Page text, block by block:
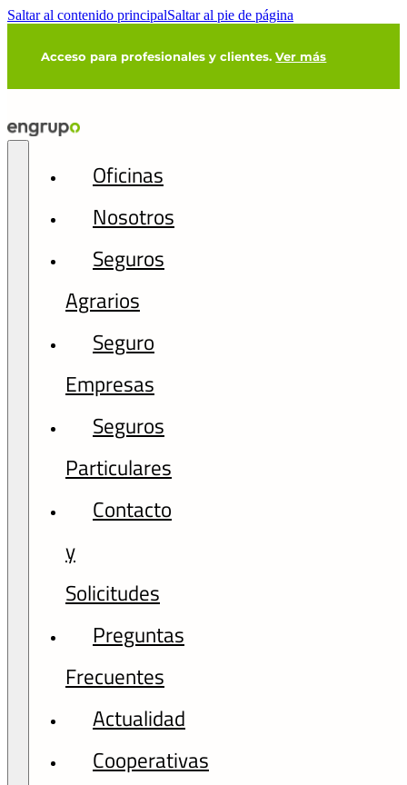
Saltar al contenido principalSaltar al pie de página
Acceso para profesionales y clientes.Ver más
Oficinas
Nosotros
Seguros
Agrarios
Seguro
Empresas
Seguros
Particulares
Contacto
y
Solicitudes
Preguntas
Frecuentes
Actualidad
Cooperativas